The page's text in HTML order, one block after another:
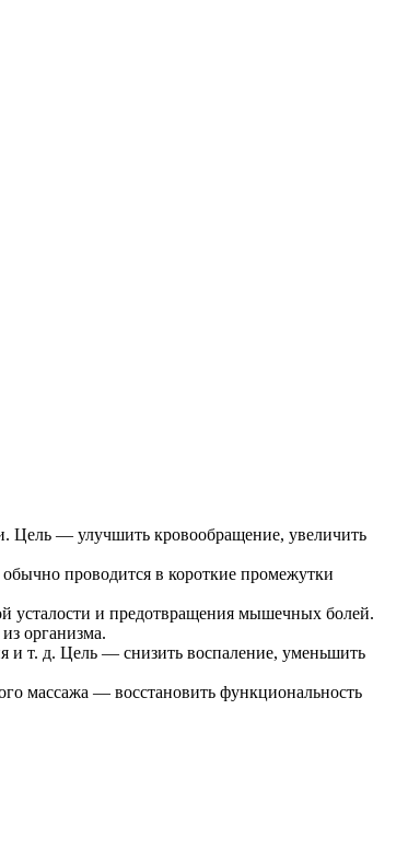
Цель — улучшить кровообращение, увеличить
проводится в короткие промежутки
усталости и предотвращения мышечных болей.
организма.
и т. д. Цель — снизить воспаление, уменьшить
массажа — восстановить функциональность